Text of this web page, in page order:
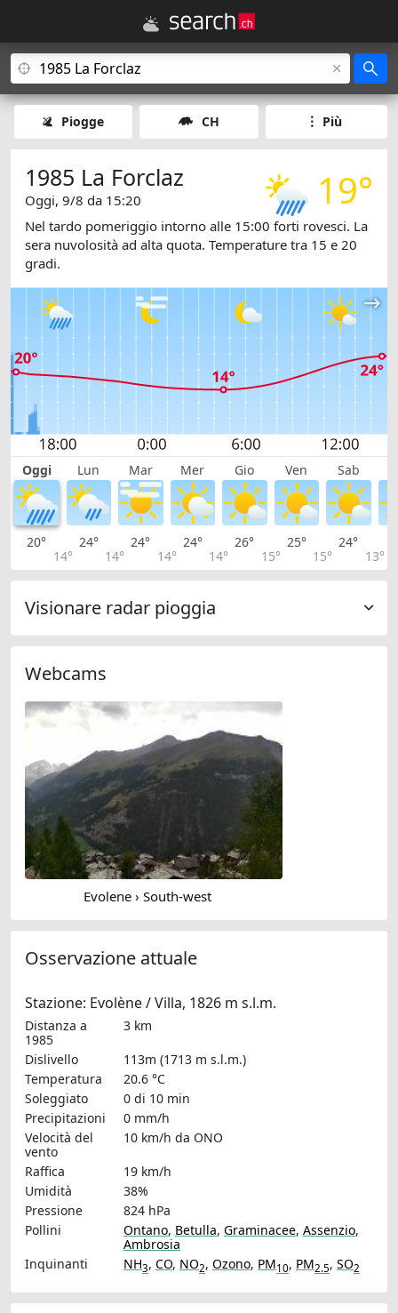
Piogge CH Più
19°
1985 La Forclaz
Oggi, 9/8 da 15:20
Nel tardo pomeriggio intorno alle 15:00 forti rovesci. La
sera nuvolosità ad alta quota. Temperature tra 15 e 20
gradi.
Oggi Lun Mar Mer Gio Ven Sab
20°
14°
24°
14°
24°
14°
24°
14°
26°
15°
25°
15°
24°
13°
Visionare radar pioggia
Webcams
Evolene › South-west
Osservazione attuale
Stazione: Evolène / Villa, 1826 m s.l.m.
Distanza a
1985
3 km
Dislivello
113m (1713 m s.l.m.)
Temperatura
20.6 °C
Soleggiato
0 di 10 min
Precipitazioni
0 mm/h
Velocità del
vento
10 km/h da ONO
Raffica
19 km/h
Umidità
38%
Pressione
824 hPa
Pollini
Ontano, Betulla, Graminacee, Assenzio,
Ambrosia
Inquinanti
NH3, CO, NO2, Ozono, PM10, PM2.5, SO2